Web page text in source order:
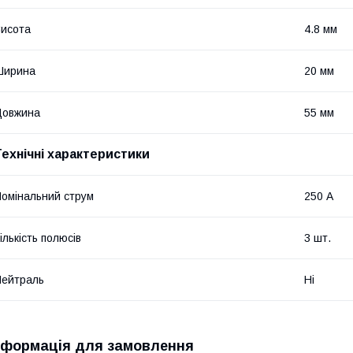
4.8 мм
20 мм
55 мм
характеристики
струм 250 А
полюсів 3 шт.
Ні
для замовлення